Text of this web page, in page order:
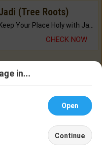
(Tree Roots)
CHECK NOW
in...
Open
Continue
Astrologer
Account